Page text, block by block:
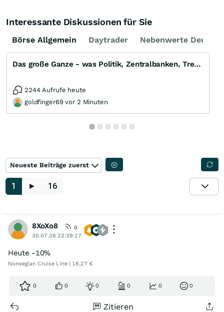
Interessante Diskussionen für Sie
Börse Allgemein Daytrader Nebenwerte
Das große Ganze - was Politik, Zentralbanken, Trends, Medien und Gesellschaft mit Aktien, Rohstoffen
2244 Aufrufe heute
goldfinger69 vor 2 Minuten
Neueste Beiträge zuerst
1 ► 16
8XoXo8
0
30.07.26 22:39:27
Heute -10%
Norwegian Cruise Line | 16,27 €
0 0 0 0 0 0
Zitieren